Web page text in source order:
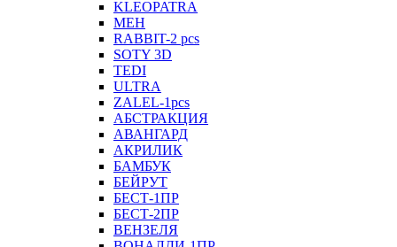
KLEOPATRA
MEH
RABBIT-2 pcs
SOTY 3D
TEDI
ULTRA
ZALEL-1pcs
АБСТРАКЦИЯ
АВАНГАРД
АКРИЛИК
БАМБУК
БЕЙРУТ
БЕСТ-1ПР
БЕСТ-2ПР
ВЕНЗЕЛЯ